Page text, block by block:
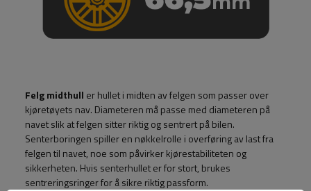
Felg midthull er hullet i midten av felgen som passer over
kjøretøyets nav. Diameteren må passe med diameteren på
navet slik at felgen sitter riktig og sentrert på bilen.
Senterboringen spiller en nøkkelrolle i overføring av last fra
felgen til navet, noe som påvirker kjørestabiliteten og
sikkerheten. Hvis senterhullet er for stort, brukes
sentreringsringer for å sikre riktig passform.